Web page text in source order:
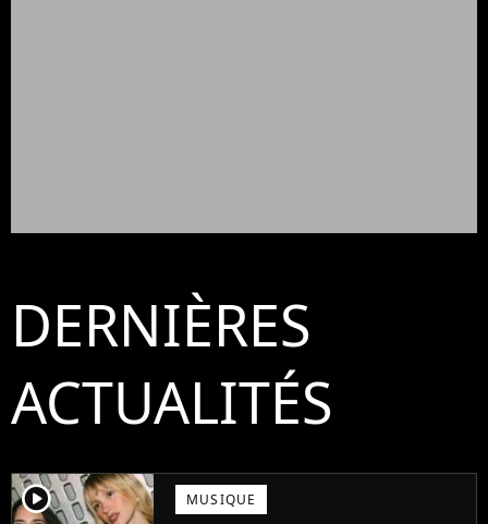
DERNIÈRES
ACTUALITÉS
player2 MUSIQUE